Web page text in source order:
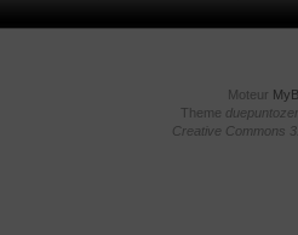
Moteur
Theme
Creative Commons